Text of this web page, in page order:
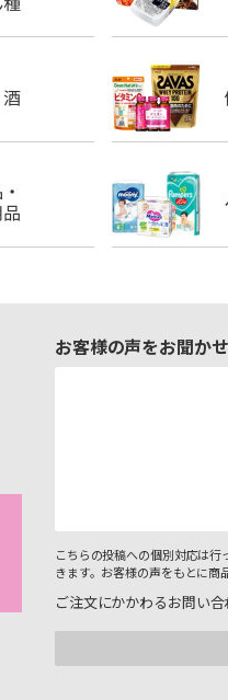
お客様の声をお聞か
こちらの投稿への個別対応は
きます。お客様の声をもとに商
ご注文にかかわるお問い合